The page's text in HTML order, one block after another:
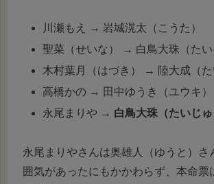
川瀬もえ → 岩城滉太（こうた）
聖菜（せいな） → 白鳥大珠（たい
木村葉月（はづき） → 陸大成（た
高橋かの → 田中ゆうき（ユウキ）
永尾まりや → 白鳥大珠（たいじゅ
永尾まりやさんは奥雄人（ゆうと）さ
囲気があったにもかかわらず、本命票